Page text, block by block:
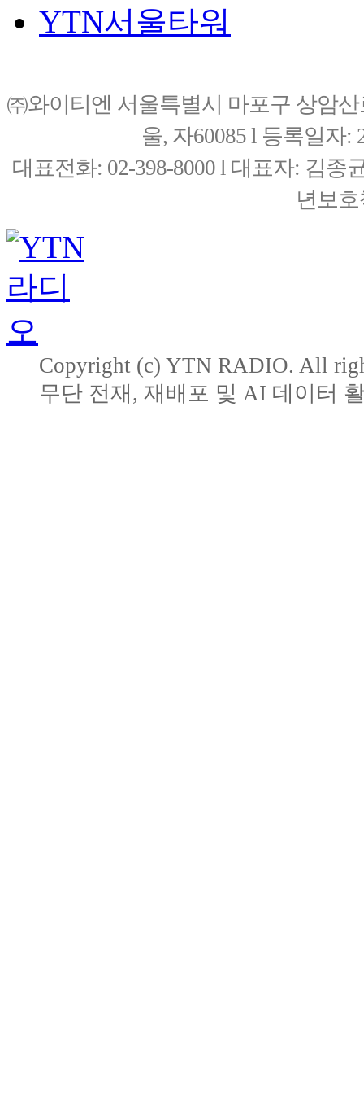
YTN서울타워
㈜와이티엔 서울특별시 마포구 상암
울, 자60085 l 등록일자:
대표전화: 02-398-8000 l 대표자: 김종
년보
Copyright (c) YTN RADIO. All
무단 전재, 재배포 및 AI 데이터